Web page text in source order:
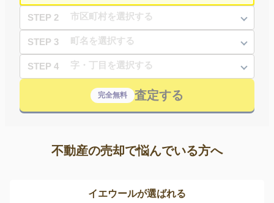
STEP 2
STEP 3
STEP 4
完全無料 査定する
不動産の売却で悩んでいる方へ
イエウールが選ばれる